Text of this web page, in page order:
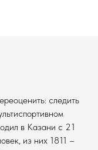
следить
в Казани с 21
из них 1811 –